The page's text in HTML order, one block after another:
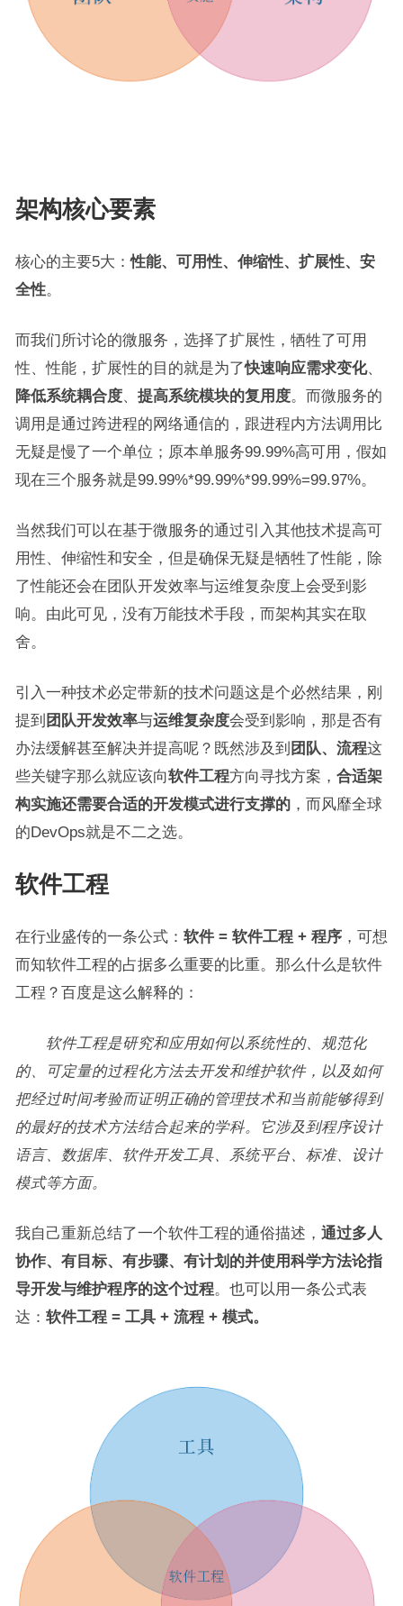
架构核心要素
核心的主要5大：性能、可用性、伸缩性、扩展性、安
全性。
而我们所讨论的微服务，选择了扩展性，牺牲了可用
性、性能，扩展性的目的就是为了快速响应需求变化、
降低系统耦合度、 提高系统模块的复用度。而微服务的
调用是通过跨进程的网络通信的，跟进程内方法调用比
无疑是慢了一个单位；原本单服务99.99%高可用，假如
现在三个服务就是99.99%*99.99%*99.99%=99.97%。
当然我们可以在基于微服务的通过引入其他技术提高可
用性、伸缩性和安全，但是确保无疑是牺牲了性能，除
了性能还会在团队开发效率与运维复杂度上会受到影
响。由此可见，没有万能技术手段，而架构其实在取
舍。
引入一种技术必定带新的技术问题这是个必然结果，刚
提到 团队开发效率与运维复杂度会受到影响，那是否有
办法缓解甚至解决并提高呢？既然涉及到 团队、流程这
些关键字那么就应该向软件工程方向寻找方案， 合适架
构实施还需要合适的开发模式进行支撑的，而风靡全球
的DevOps就是不二之选。
软件工程
在行业盛传的一条公式： 软件 = 软件工程 + 程序，可想
而知软件工程的占据多么重要的比重。那么什么是软件
工程？百度是这么解释的：
软件工程是研究和应用如何以系统性的、规范化
的、可定量的过程化方法去开发和维护软件，以及如何
把经过时间考验而证明正确的管理技术和当前能够得到
的最好的技术方法结合起来的学科。它涉及到程序设计
语言、数据库、软件开发工具、系统平台、标准、设计
模式等方面。
我自己重新总结了一个软件工程的通俗描述， 通过多人
协作、有目标、有步骤、有计划的并使用科学方法论指
导开发与维护程序的这个过程。也可以用一条公式表
达： 软件工程 = 工具 + 流程 + 模式。